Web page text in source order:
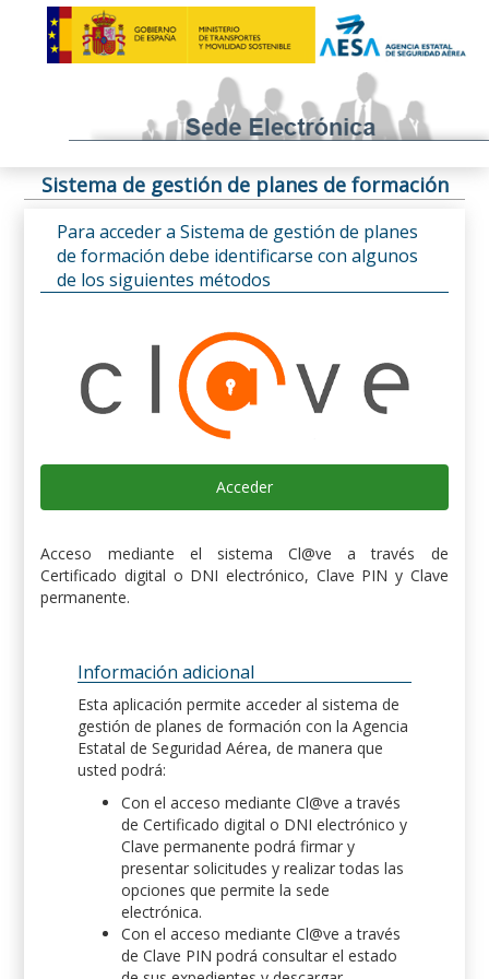
Sistema de gestión de planes de formación
Para acceder a Sistema de gestión de planes
de formación debe identificarse con algunos
de los siguientes métodos
Acceder
Acceso mediante el sistema Cl@ve a través de
Certificado digital o DNI electrónico, Clave PIN y Clave
permanente.
Información adicional
Esta aplicación permite acceder al sistema de
gestión de planes de formación con la Agencia
Estatal de Seguridad Aérea, de manera que
usted podrá:
Con el acceso mediante Cl@ve a través
de Certificado digital o DNI electrónico y
Clave permanente podrá firmar y
presentar solicitudes y realizar todas las
opciones que permite la sede
electrónica.
Con el acceso mediante Cl@ve a través
de Clave PIN podrá consultar el estado